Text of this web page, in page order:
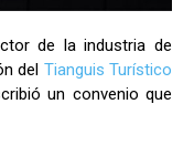
de la industria de
del Tianguis Turístico
un convenio que